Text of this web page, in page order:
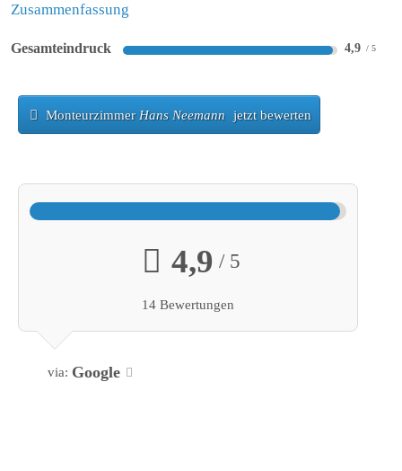
Zusammenfassung
Gesamteindruck 4,9
Monteurzimmer Hans Neemann jetzt bewerten
4,9 / 5
14 Bewertungen
via: Google